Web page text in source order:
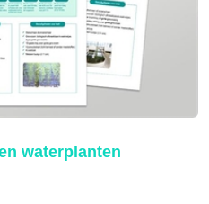
waterplanten